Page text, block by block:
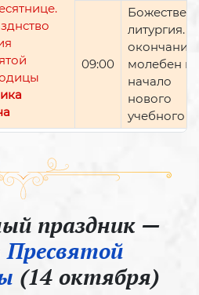
09:00
литургия.
окончании
молебен
начало
нового
учебного
праздник —
Пресвятой
(14 октября)